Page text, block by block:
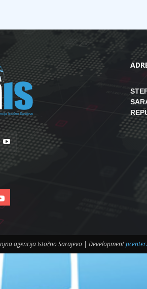
agencija Istočno Sarajevo | Development